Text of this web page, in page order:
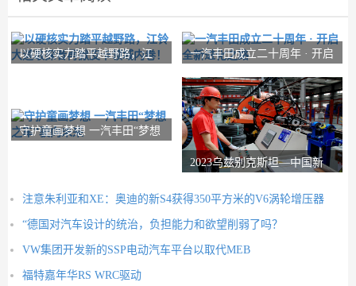
以硬核实力踏平越野路，江
一汽丰田成立二十周年 · 开启
守护童画梦想 一汽丰田“梦想
2023乌兹别克斯坦—中国新
注意朱利亚和XE：奥迪的新S4获得350平方米的V6涡轮增压器
“德国对汽车设计的统治，负担能力和欲望削弱了吗？
VW集团开发新的SSP电动汽车平台以取代MEB
福特嘉年华RS WRC驱动